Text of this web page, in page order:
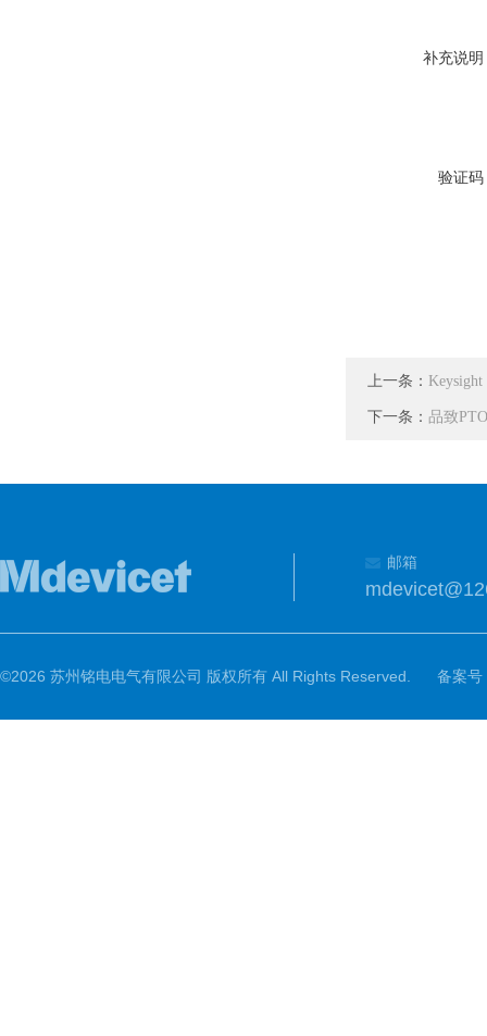
补充说明
验证码
上一条：
下一条： 品致
邮箱
©2026 苏州铭电电气有限公司 版权所有 All Rights Reserved. 备案号